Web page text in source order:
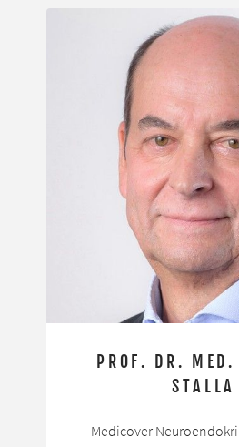
PROF. DR. MED.
STALLA
Medicover